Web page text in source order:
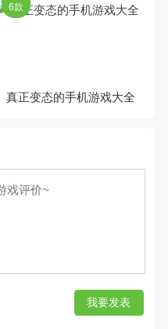
真正变态的手机游戏大全
6款
我要发表